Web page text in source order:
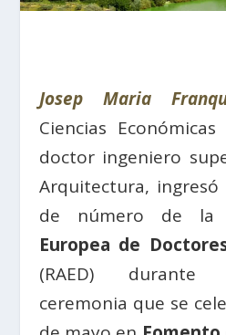
Josep Maria
Ciencias
doctor ingeniero
Arquitectura, ingresó
de número de la
Europea de
(RAED) durante
ceremonia que se